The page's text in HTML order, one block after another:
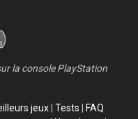
la console PlayStation
jeux Tests
FAQ